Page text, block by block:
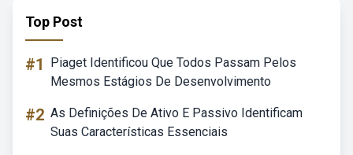
Top Post
#1
Piaget Identificou Que Todos Passam Pelos
Mesmos Estágios De Desenvolvimento
#2 As Definições De Ativo E Passivo Identificam
Suas Características Essenciais